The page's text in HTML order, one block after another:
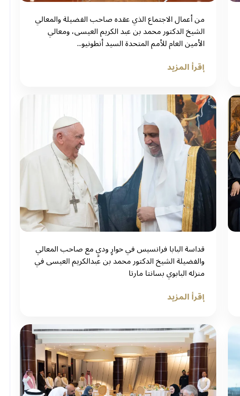
من أعمال الاجتماع الذي عقده صاحب الفضيلة والمعالي
الشيخ الدكتور محمد بن عبد الكريم العيسى، ومعالي
الأمين العام للأمم المتحدة السيد أنطونيو...
إقرأ المزيد
قداسة البابا فرانسيس في حوارٍ وديٍ مع صاحب المعالي
والفضيلة الشيخ الدكتور محمد بن عبدالكريم العيسى في
منزله البابوي بسانتا مارتا
إقرأ المزيد